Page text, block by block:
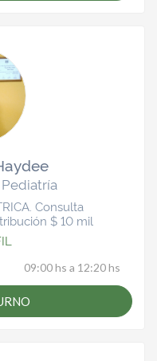
Consulta
$ 10 mil
09:00 hs a 12:20 hs